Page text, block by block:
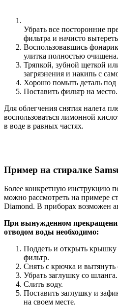
Убрать все посторонние
фильтра и начисто
Воспользовавшись
улитка полностью очищена.
Тряпкой, зубной щеткой
загрязнения и накипь с
Хорошо помыть деталь под
Поставить фильтр на место.
Для облегчения снятия налета
воспользоваться лимонной
в воде в равных частях.
Пример на стиралке
Более конкретную инструкцию
можно рассмотреть на примере
Diamond. В приборах возможен
При вынужденном
отводом воды необходимо:
Поддеть и открыть
фильтр.
Снять с крючка и вытянуть
Убрать заглушку со шланга.
Слить воду.
Поставить заглушку и
на своем месте.